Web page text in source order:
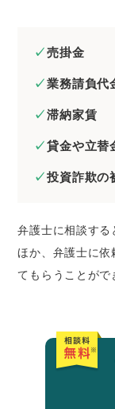
売掛金
業務請負代
滞納家賃
貸金や立替
投資詐欺の
弁護士に相談する
ほか、弁護士に依
てもらうことがで